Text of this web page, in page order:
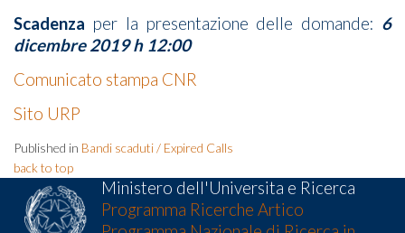
Scadenza per la presentazione delle domande: 6
dicembre 2019 h 12:00
Comunicato stampa CNR
Sito URP
Published in Bandi scaduti / Expired Calls
back to top
Ministero dell'Universita e Ricerca
Programma Ricerche Artico